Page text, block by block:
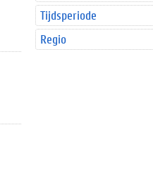
Tijdsperiode
Regio